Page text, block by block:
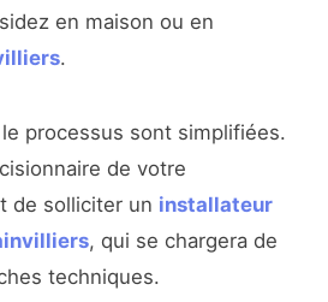
en maison ou en
.
processus sont simplifiées.
de votre
de solliciter un installateur
, qui se chargera de
techniques.